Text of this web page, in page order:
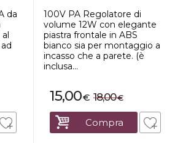
da
100V PA Regolatore di
volume 12W con elegante
piastra frontale in ABS
bianco sia per montaggio a
incasso che a parete. (è
inclusa...
€
15,00 €
18,00
Compra